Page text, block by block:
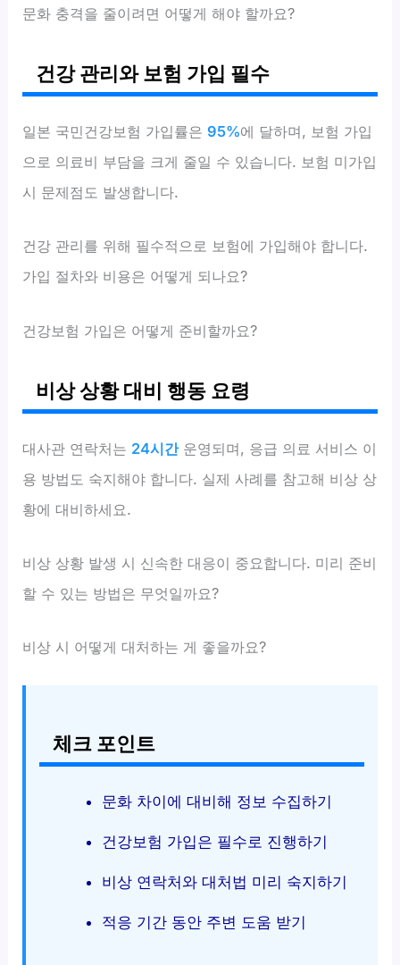
문화 충격을 줄이려면 어떻게 해야 할까요?
건강 관리와 보험 가입 필수
일본 국민건강보험 가입률은95%에 달하며, 보험 가입
으로 의료비 부담을 크게 줄일 수 있습니다. 보험 미가입
시 문제점도 발생합니다.
건강 관리를 위해 필수적으로 보험에 가입해야 합니다.
가입 절차와 비용은 어떻게 되나요?
건강보험 가입은 어떻게 준비할까요?
비상 상황 대비 행동 요령
대사관 연락처는 24시간운영되며, 응급 의료 서비스 이
용 방법도 숙지해야 합니다. 실제 사례를 참고해 비상 상
황에 대비하세요.
비상 상황 발생 시 신속한 대응이 중요합니다. 미리 준비
할 수 있는 방법은 무엇일까요?
비상 시 어떻게 대처하는 게 좋을까요?
체크 포인트
문화 차이에 대비해 정보 수집하기
건강보험 가입은 필수로 진행하기
비상 연락처와 대처법 미리 숙지하기
적응 기간 동안 주변 도움 받기